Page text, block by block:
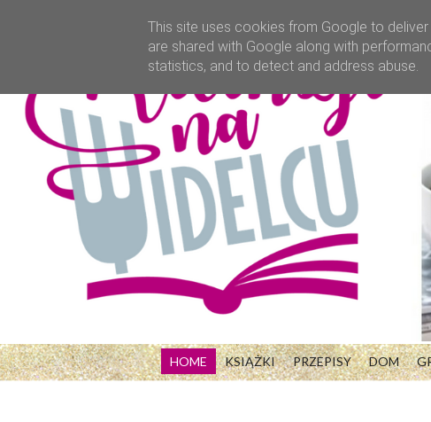
HOME KSIĄŻKI PRZEPISY DOM
This site uses cookies from Google to
are shared with Google along with
statistics, and to detect and address abuse.